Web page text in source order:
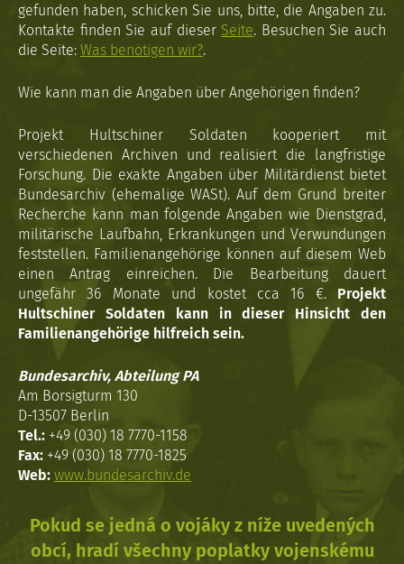
gefunden haben, schicken Sie uns, bitte, die Angaben zu.
Kontakte finden Sie auf dieser Seite. Besuchen Sie auch
die Seite: Was benötigen wir?.
Wie kann man die Angaben über Angehörigen finden?
Projekt Hultschiner Soldaten kooperiert mit
verschiedenen Archiven und realisiert die langfristige
Forschung. Die exakte Angaben über Militärdienst bietet
Bundesarchiv (ehemalige WASt). Auf dem Grund breiter
Recherche kann man folgende Angaben wie Dienstgrad,
militärische Laufbahn, Erkrankungen und Verwundungen
feststellen. Familienangehörige können auf diesem Web
einen Antrag einreichen. Die Bearbeitung dauert
ungefähr 36 Monate und kostet cca 16 €. Projekt
Hultschiner Soldaten kann in dieser Hinsicht den
Familienangehörige hilfreich sein.
Bundesarchiv, Abteilung PA
Am Borsigturm 130
D-13507 Berlin
Tel.: +49 (030) 18 7770-1158
Fax: +49 (030) 18 7770-1825
Web: www.bundesarchiv.de
Pokud se jedná o vojáky z níže uvedených
obcí, hradí všechny poplatky vojenskému